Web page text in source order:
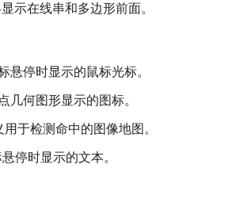
示在线串和多边形前面。
悬停时显示的鼠标光标。
几何图形显示的图标。
用于检测命中的图像地图。
悬停时显示的文本。